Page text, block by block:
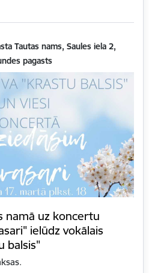
Tautas nams, Saules iela 2,
pagasts
namā uz koncertu
ielūdz vokālais
balsis"